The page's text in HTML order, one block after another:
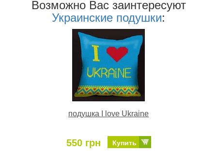
Возможно Ваc заинтересуют
Украинские подушки:
подушка I love Ukraine
550 грн Купить